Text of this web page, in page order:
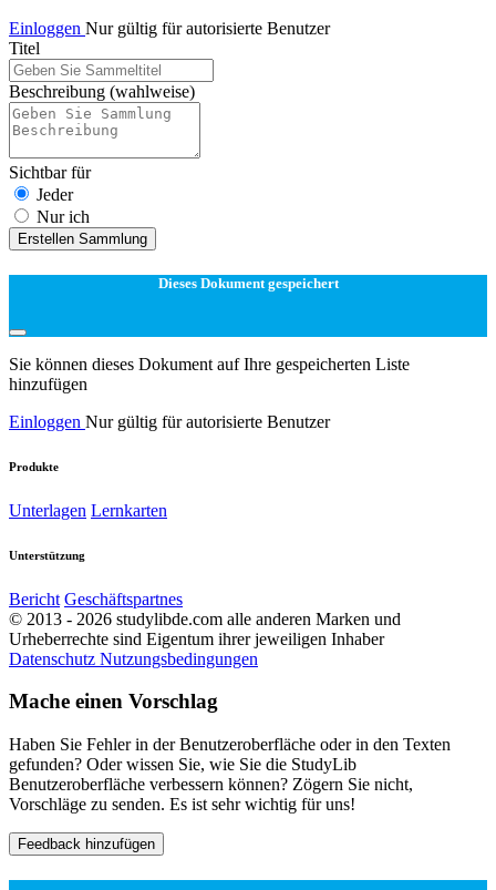
Einloggen Nur gültig für autorisierte Benutzer
Titel
Beschreibung (wahlweise)
Sichtbar für
Jeder
Nur ich
Erstellen Sammlung
Dieses Dokument gespeichert
Sie können dieses Dokument auf Ihre gespeicherten Liste
hinzufügen
Einloggen Nur gültig für autorisierte Benutzer
Produkte
Unterlagen Lernkarten
Unterstützung
Bericht Geschäftspartnes
© 2013 - 2026 studylibde.com alle anderen Marken und
Urheberrechte sind Eigentum ihrer jeweiligen Inhaber
Datenschutz Nutzungsbedingungen
Mache einen Vorschlag
Haben Sie Fehler in der Benutzeroberfläche oder in den Texten
gefunden? Oder wissen Sie, wie Sie die StudyLib
Benutzeroberfläche verbessern können? Zögern Sie nicht,
Vorschläge zu senden. Es ist sehr wichtig für uns!
Feedback hinzufügen